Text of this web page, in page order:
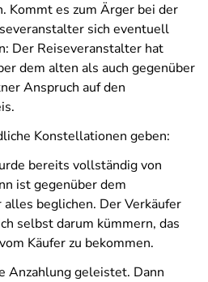
Kommt es zum Ärger bei der
sich eventuell
Der Reiseveranstalter hat
dem alten als auch gegenüber
Anspruch auf den
Konstellationen geben:
bereits vollständig von
ist gegenüber dem
beglichen. Der Verkäufer
selbst darum kümmern, das
Käufer zu bekommen.
Anzahlung geleistet. Dann